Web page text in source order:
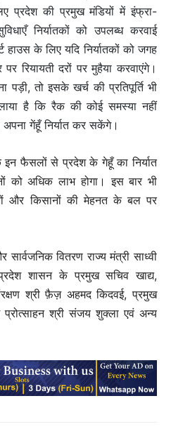
प्रदेश की प्रमुख मंडियों में इंफ्रा-
निर्यातकों को उपलब्ध करवाई
हाउस के लिए यदि निर्यातकों को जगह
रियायती दरों पर मुहैया करवाएंगे।
पड़ी, तो इसके खर्च की प्रतिपूर्ति भी
है कि रैक की कोई समस्या नहीं
अपना गेंहूँ निर्यात कर सकेंगे।
इन फैसलों से प्रदेश के गेहूँ का निर्यात
को अधिक लाभ होगा। इस बार भी
और किसानों की मेहनत के बल पर
वितरण राज्य मंत्री साध्वी
शासन के प्रमुख सचिव खाद्य,
श्री फ़ैज़ अहमद किदवई, प्रमुख
प्रोत्साहन श्री संजय शुक्ला एवं अन्य